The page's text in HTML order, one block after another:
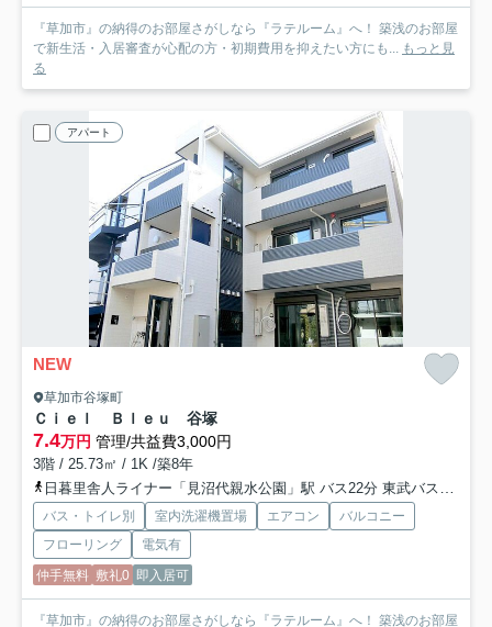
『草加市』の納得のお部屋さがしなら『ラテルーム』へ！ 築浅のお部屋
で新生活・入居審査が心配の方・初期費用を抑えたい方にも... もっと見
る
アパート
NEW
草加市谷塚町
Ｃｉｅｌ Ｂｌｅｕ 谷塚
7.4万円 管理/共益費3,000円
3階 / 25.73㎡ / 1K /築8年
日暮里舎人ライナー「見沼代親水公園」駅 バス22分 東武バス「谷塚小入口」 停歩3分
バス・トイレ別 室内洗濯機置場 エアコン
バルコニー
フローリング
電気有
仲手無料 敷礼0 即入居可
『草加市』の納得のお部屋さがしなら『ラテルーム』へ！ 築浅のお部屋